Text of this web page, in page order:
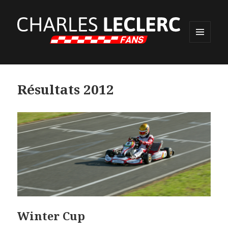
WIDGETS
Résultats 2012
Winter Cup